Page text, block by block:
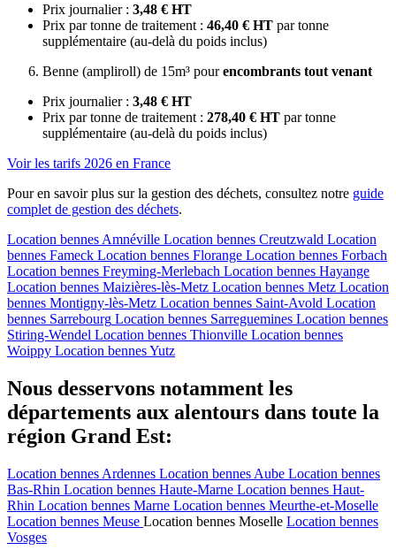
Prix journalier : 3,48 € HT
Prix par tonne de traitement : 46,40 € HT par tonne
supplémentaire (au-delà du poids inclus)
Benne (ampliroll) de 15m³ pourencombrants tout venant
Prix journalier : 3,48 € HT
Prix par tonne de traitement : 278,40 € HT par tonne
supplémentaire (au-delà du poids inclus)
Voir les tarifs 2026 en France
Pour en savoir plus sur la gestion des déchets, consultez notre guide
complet de gestion des déchets.
Location bennes Amnéville Location bennes Creutzwald Location
bennes Fameck Location bennes Florange Location bennes Forbach
Location bennes Freyming-Merlebach Location bennes Hayange
Location bennes Maizières-lès-Metz Location bennes Metz Location
bennes Montigny-lès-Metz Location bennes Saint-Avold Location
bennes Sarrebourg Location bennes Sarreguemines Location bennes
Stiring-Wendel Location bennes Thionville Location bennes
Woippy Location bennesYutz
Nous desservons notamment les
départements aux alentours dans toute la
région Grand Est:
Location bennes Ardennes Location bennes Aube Location bennes
Bas-Rhin Location bennes Haute-Marne Location bennes Haut-
Rhin Location bennes Marne Location bennes Meurthe-et-Moselle
Location bennes Meuse Location bennes Moselle Location bennes
Vosges